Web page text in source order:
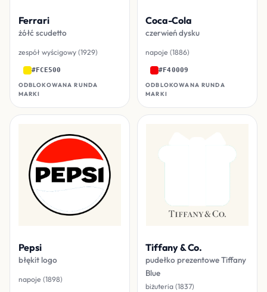
Ferrari
żółć scudetto
zespół wyścigowy (1929)
#FCE500
ODBLOKOWANA RUNDA
MARKI
Coca-Cola
czerwień dysku
napoje (1886)
#F40009
ODBLOKOWANA RUNDA
MARKI
Pepsi
błękit logo
napoje (1898)
Tiffany & Co.
pudełko prezentowe Tiffany
Blue
biżuteria (1837)